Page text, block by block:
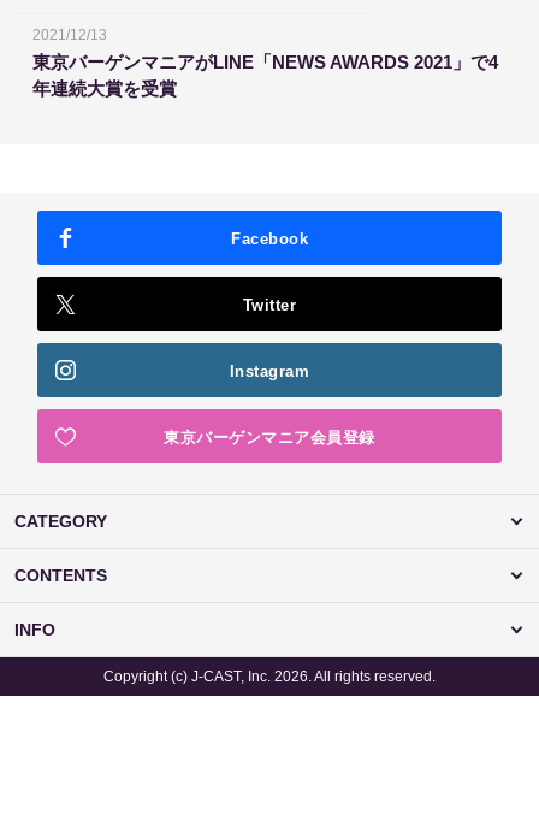
2021/12/13
東京バーゲンマニアがLINE「NEWS AWARDS 2021」で4
年連続大賞を受賞
Facebook
Twitter
Instagram
東京バーゲンマニア会員登録
CATEGORY
CONTENTS
INFO
Copyright (c) J-CAST, Inc. 2026. All rights reserved.